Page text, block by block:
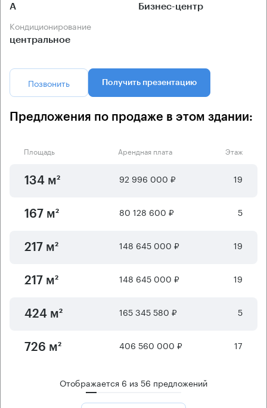
А Бизнес-центр
Кондиционирование
центральное
Позвонить Получить презентацию
Предложения по продаже в этом здании:
Площадь Арендная плата Этаж
134 м² 92 996 000 ₽ 19
167 м² 80 128 600 ₽ 5
217 м² 148 645 000 ₽ 19
217 м² 148 645 000 ₽ 19
424 м² 165 345 580 ₽ 5
726 м² 406 560 000 ₽ 17
Отображается 6 из56 предложений